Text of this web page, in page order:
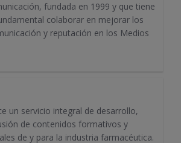
fundada en 1999 y que tiene
colaborar en mejorar los
y reputación en los Medios
un servicio integral de desarrollo,
de contenidos formativos y
de y para la industria farmacéutica.